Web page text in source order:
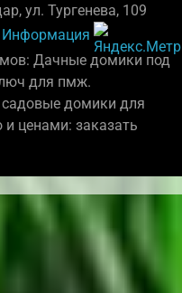
ул. Тургенева, 109
Информация
Дачные домики под
для пмж.
садовые домики для
и ценами: заказать